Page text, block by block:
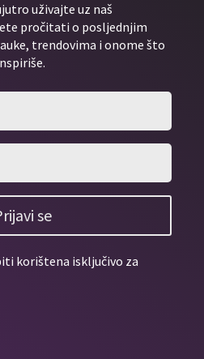
uživajte uz naš
pročitati o posljednjim
trendovima i onome što
se
korištena isključivo za